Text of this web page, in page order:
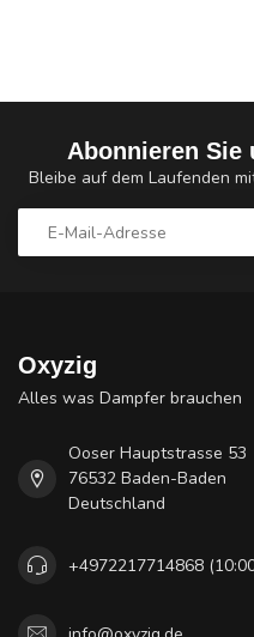
Abonnieren Sie
Bleibe auf dem Laufenden
Oxyzig
Alles was Dampfer brauchen
Ooser Hauptstrasse 53
76532 Baden-Baden
Deutschland
+4972217714868